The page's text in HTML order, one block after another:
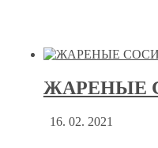
ЖАРЕНЫЕ
16. 02. 2021